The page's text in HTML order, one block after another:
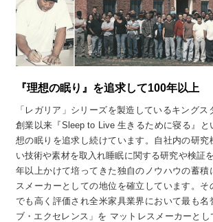
『理想の眠り』を追求して100年以上
「レガリア」シリーズを製造しているキングス
創業以来『Sleep to Live 生きるために寝る』と
想の眠りを追求し続けています。自社内の研究
い技術や素材を取入れ睡眠に関する研究や検証
年以上かけて培ってきた独自のノウハウの蓄積
スメーカーとしての地位を確立しています。そ
でも高く評価され全米家具業界において最も名
ブ・エクセレンス」を マットレスメーカーと